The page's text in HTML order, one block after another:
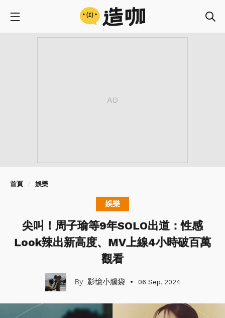
首頁 娛樂
娛樂
尖叫！周子瑜等9年SOLO出道：性感
Look辣出新高度、MV上線4小時破百萬
觀看
影憶小腦袋 06 Sep, 2024